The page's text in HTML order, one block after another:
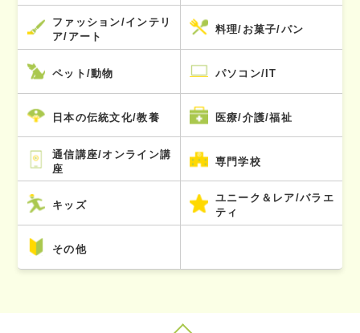
ファッション/インテリ
ア/アート
料理/お菓子/パン
ペット/動物 パソコン/IT
日本の伝統文化/教養 医療/介護/福祉
通信講座/オンライン講
座
専門学校
キッズ
ユニーク＆レア/バラエ
ティ
その他